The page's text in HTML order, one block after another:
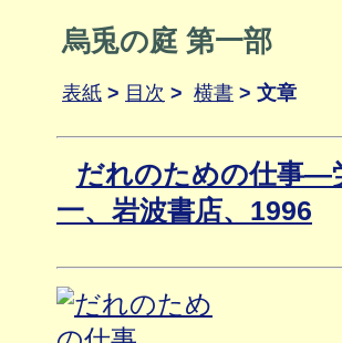
烏兎の庭 第一部
表紙 > 目次 > 横書 > 文章
だれのための仕事―
一、岩波書店、1996